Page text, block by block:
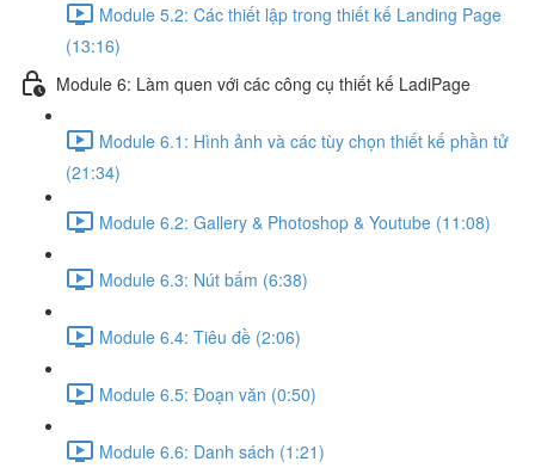
Module 5.2: Các thiết lập trong thiết kế Landing Page
(13:16)
Module 6: Làm quen với các công cụ thiết kế LadiPage
Module 6.1: Hình ảnh và các tùy chọn thiết kế phần tử
(21:34)
Module 6.2: Gallery & Photoshop & Youtube (11:08)
Module 6.3: Nút bấm (6:38)
Module 6.4: Tiêu đề (2:06)
Module 6.5: Đoạn văn (0:50)
Module 6.6: Danh sách (1:21)